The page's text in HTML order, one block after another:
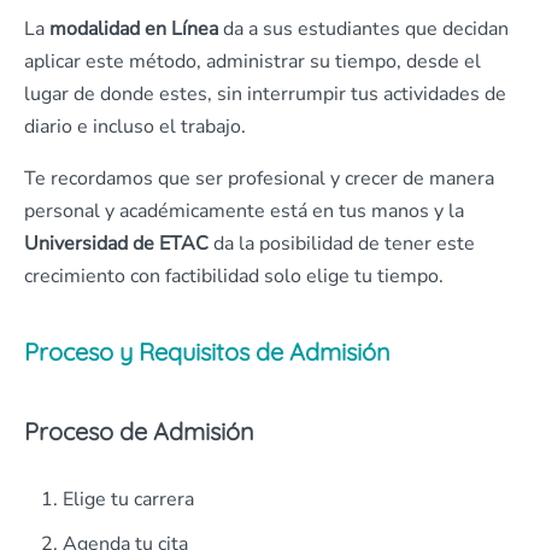
La modalidad en Líneada a sus estudiantes que decidan
aplicar este método, administrar su tiempo, desde el
lugar de donde estes, sin interrumpir tus actividades de
diario e incluso el trabajo.
Te recordamos que ser profesional y crecer de manera
personal y académicamente está en tus manos y la
Universidad de ETACda la posibilidad de tener este
crecimiento con factibilidad solo elige tu tiempo.
Proceso y Requisitos de Admisión
Proceso de Admisión
Elige tu carrera
Agenda tu cita